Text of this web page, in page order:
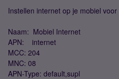
Instellen internet op je mobiel
Naam: Mobiel Internet
APN: internet
MCC: 204
MNC: 08
APN-Type: default,supl